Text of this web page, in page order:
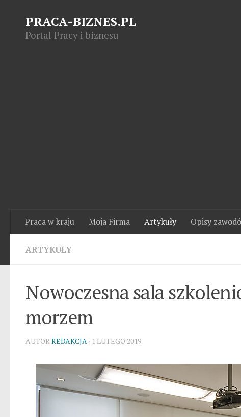
PRACA-BIZNES.PL
Portal Pracy i biznesu
Praca w kraju Moja Firma Artykuły Opisy
ARTYKUŁY
Nowoczesna sala
morzem
AUTOR REDAKCJA · 1 LUTEGO 2019